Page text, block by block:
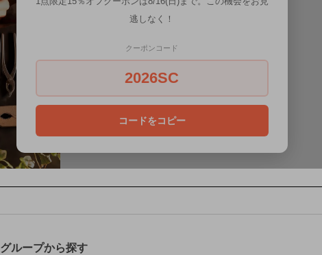
グループから探す